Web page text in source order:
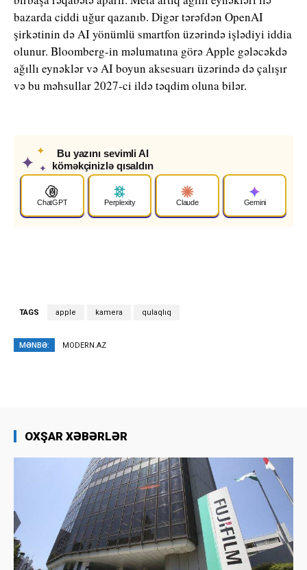
bazarda ciddi uğur qazanıb. Digər tərəfdən OpenAI
şirkətinin də AI yönümlü smartfon üzərində işlədiyi iddia
olunur. Bloomberg-in məlumatına görə Apple gələcəkdə
ağıllı eynəklər və AI boyun aksesuarı üzərində də çalışır
və bu məhsullar 2027-ci ildə təqdim oluna bilər.
✦
✦
✦
Bu yazını sevimli AI
köməkçinizlə qısaldın
ChatGPT Perplexity Claude Gemini
TAGS apple kamera qulaqlıq
MƏNBƏ: MODERN.AZ
OXŞAR XƏBƏRLƏR